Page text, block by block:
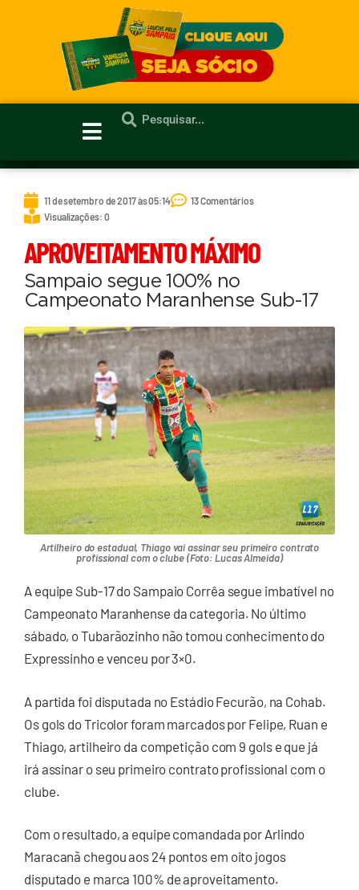
11 de setembro de 2017 às 05:14
13 Comentários
Visualizações: 0
APROVEITAMENTO MÁXIMO
Sampaio segue 100% no
Campeonato Maranhense Sub-17
Artilheiro do estadual, Thiago vai assinar seu primeiro contrato
profissional com o clube (Foto: Lucas Almeida)
A equipe Sub-17 do Sampaio Corrêa segue imbatível no
Campeonato Maranhense da categoria. No último
sábado, o Tubarãozinho não tomou conhecimento do
Expressinho e venceu por 3×0.
A partida foi disputada no Estádio Fecurão, na Cohab.
Os gols do Tricolor foram marcados por Felipe, Ruan e
Thiago, artilheiro da competição com 9 gols e que já
irá assinar o seu primeiro contrato profissional com o
clube.
Com o resultado, a equipe comandada por Arlindo
Maracanã chegou aos 24 pontos em oito jogos
disputado e marca 100% de aproveitamento.